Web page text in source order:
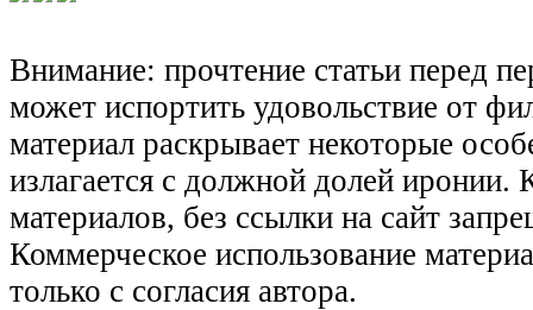
Внимание: прочтение статьи перед
может испортить удовольствие от
материал раскрывает некоторые
излагается с должной долей иронии.
материалов, без ссылки на сайт
Коммерческое использование
только с согласия автора.